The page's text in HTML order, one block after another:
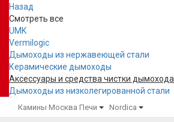
Назад
Смотреть все
UMK
Vermilogic
Дымоходы из нержавеющей стали
Керамические дымоходы
Аксессуары и средства чистки дымохода
Дымоходы из низколегированной стали
Камины Москва Печи Nordica